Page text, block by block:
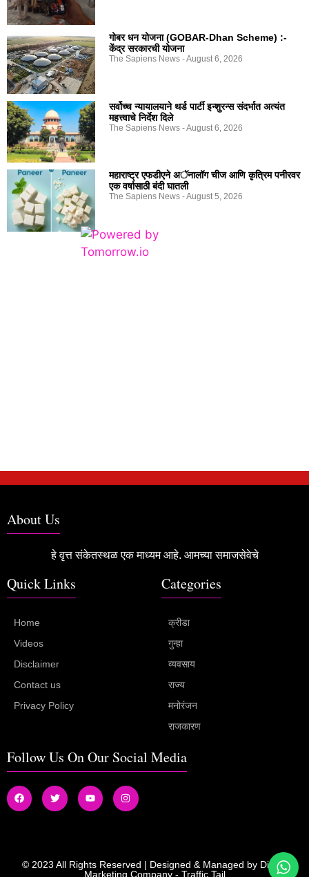
गोबर धन योजना (GOBAR-Dhan Scheme) :-
केंद्र सरकारची योजना
The Sapiens News August 6, 2026
सर्वोच्च न्यायालयाने थर्ड पार्टी इन्शुरन्स संदर्भात अत्यंत
महत्त्वाचे निर्देश दिले
The Sapiens News August 6, 2026
महाराष्ट्र एफडीएने अॅनालॉग चीज आणि कृत्रिम पनीरवर
एक वर्षासाठी बंदी घातली
The Sapiens News August 5, 2026
About Us
हे वृत्त संकेतस्थळ एक माध्यम आहे. आमच्या समाजसेवेचे
Quick Links
Home
Videos
Disclaimer
Contact us
Privacy Policy
Categories
क्रीडा
गुन्हा
व्यवसाय
राज्य
मनोरंजन
राजकारण
Follow Us On Our Social Media
© 2023 All Rights Reserved | Designed & Managed by Digital
Marketing Company - Traffic Tail